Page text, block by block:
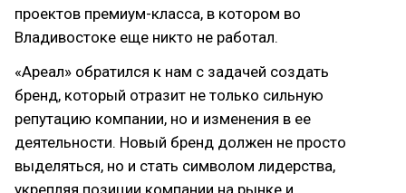
проектов премиум-класса, в котором во
Владивостоке еще никто не работал.
«Ареал» обратился к нам с задачей создать
бренд, который отразит не только сильную
репутацию компании, но и изменения в ее
деятельности. Новый бренд должен не просто
выделяться, но и стать символом лидерства,
укрепляя позиции компании на рынке и